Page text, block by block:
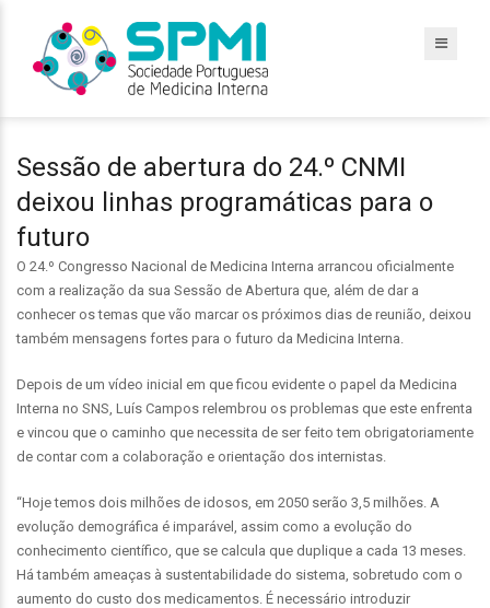
Sessão de abertura do 24.º CNMI
deixou linhas programáticas para o
futuro
O 24.º Congresso Nacional de Medicina Interna arrancou oficialmente
com a realização da sua Sessão de Abertura que, além de dar a
conhecer os temas que vão marcar os próximos dias de reunião, deixou
também mensagens fortes para o futuro da Medicina Interna.
Depois de um vídeo inicial em que ficou evidente o papel da Medicina
Interna no SNS, Luís Campos relembrou os problemas que este enfrenta
e vincou que o caminho que necessita de ser feito tem obrigatoriamente
de contar com a colaboração e orientação dos internistas.
“Hoje temos dois milhões de idosos, em 2050 serão 3,5 milhões. A
evolução demográfica é imparável, assim como a evolução do
conhecimento científico, que se calcula que duplique a cada 13 meses.
Há também ameaças à sustentabilidade do sistema, sobretudo com o
aumento do custo dos medicamentos. É necessário introduzir